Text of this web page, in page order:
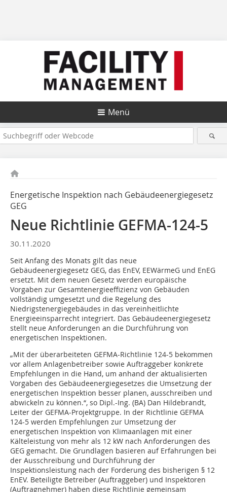
Menü
Energetische Inspektion nach Gebäudeenergiegesetz
GEG
Neue Richtlinie GEFMA-124-5
30.11.2020
Seit Anfang des Monats gilt das neue
Gebäudeenergiegesetz GEG, das EnEV, EEWärmeG und EnEG
ersetzt. Mit dem neuen Gesetz werden europäische
Vorgaben zur Gesamtenergieeffizienz von Gebäuden
vollständig umgesetzt und die Regelung des
Niedrigstenergiegebäudes in das vereinheitlichte
Energieeinsparrecht integriert. Das Gebäudeenergiegesetz
stellt neue Anforderungen an die Durchführung von
energetischen Inspektionen.
„Mit der überarbeiteten GEFMA-Richtlinie 124-5 bekommen
vor allem Anlagenbetreiber sowie Auftraggeber konkrete
Empfehlungen in die Hand, um anhand der aktualisierten
Vorgaben des Gebäudeenergiegesetzes die Umsetzung der
energetischen Inspektion besser planen, ausschreiben und
abwickeln zu können.“, so Dipl.-Ing. (BA) Dan Hildebrandt,
Leiter der GEFMA-Projektgruppe. In der Richtlinie GEFMA
124-5 werden Empfehlungen zur Umsetzung der
energetischen Inspektion von Klimaanlagen mit einer
Kälteleistung von mehr als 12 kW nach Anforderungen des
GEG gemacht. Die Grundlagen basieren auf Erfahrungen bei
der Ausschreibung und Durchführung der
Inspektionsleistung nach der Forderung des bisherigen § 12
EnEV. Beteiligte Betreiber (Auftraggeber) und Inspektoren
(Auftragnehmer) haben diese Richtlinie gemeinsam